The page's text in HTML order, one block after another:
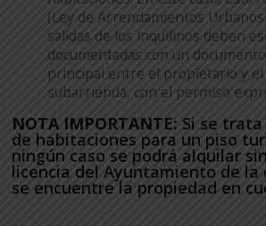
(Ley de Arrendamientos
salidas de los inquilinos deben
documentadas con un
principal entre el propietario y
subarrienda, con el permiso
NOTA IMPORTANTE: Si se
de habitaciones para un piso
ningún caso se podrá alquilar
licencia del Ayuntamiento de la
se encuentre la propiedad en